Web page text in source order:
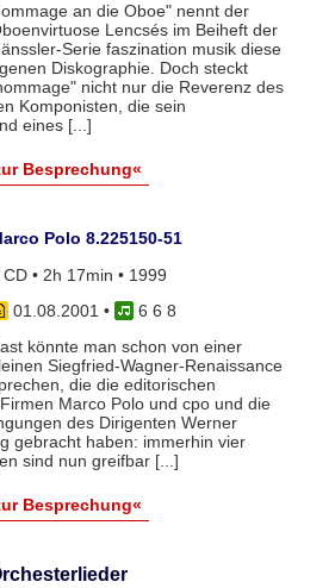
an die Oboe" nennt der
Lencsés im Beiheft der
Serie faszination musik diese
Diskographie. Doch steckt
nicht nur die Reverenz des
Komponisten, die sein
eines [...]
Besprechung«
Polo 8.225150-51
CD • 2h 17min • 1999
01.08.2001 •
6 6 8
könnte man schon von einer
Siegfried-Wagner-Renaissance
die die editorischen
Marco Polo und cpo und die
des Dirigenten Werner
gebracht haben: immerhin vier
sind nun greifbar [...]
Besprechung«